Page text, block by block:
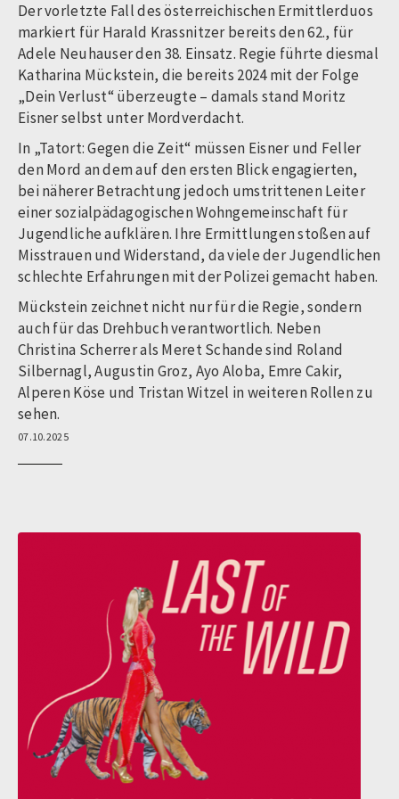
Der vorletzte Fall des österreichischen Ermittlerduos
markiert für Harald Krassnitzer bereits den 62., für
Adele Neuhauser den 38. Einsatz. Regie führte diesmal
Katharina Mückstein, die bereits 2024 mit der Folge
„Dein Verlust“ überzeugte – damals stand Moritz
Eisner selbst unter Mordverdacht.
In „Tatort: Gegen die Zeit“ müssen Eisner und Feller
den Mord an dem auf den ersten Blick engagierten,
bei näherer Betrachtung jedoch umstrittenen Leiter
einer sozialpädagogischen Wohngemeinschaft für
Jugendliche aufklären. Ihre Ermittlungen stoßen auf
Misstrauen und Widerstand, da viele der Jugendlichen
schlechte Erfahrungen mit der Polizei gemacht haben.
Mückstein zeichnet nicht nur für die Regie, sondern
auch für das Drehbuch verantwortlich. Neben
Christina Scherrer als Meret Schande sind Roland
Silbernagl, Augustin Groz, Ayo Aloba, Emre Cakir,
Alperen Köse und Tristan Witzel in weiteren Rollen zu
sehen.
07.10.2025